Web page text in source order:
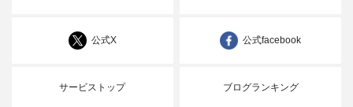
公式X 公式facebook
サービストップ ブログランキング